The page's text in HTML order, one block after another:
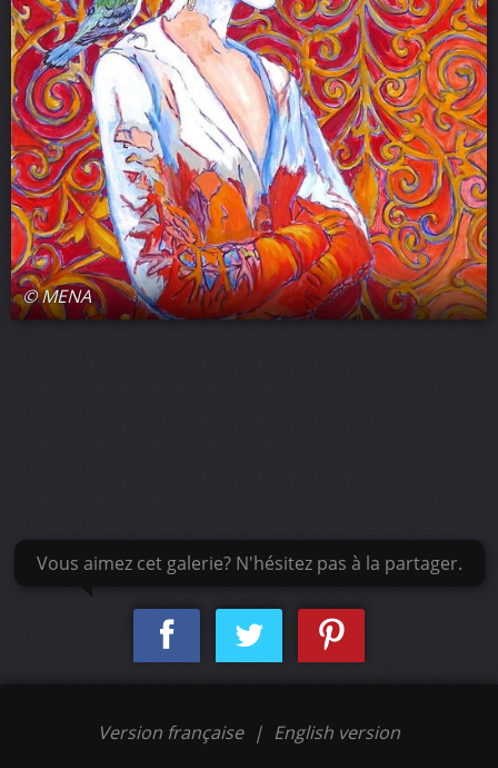
© MENA
Vous aimez cet galerie? N'hésitez pas à la partager.
Version française | English version